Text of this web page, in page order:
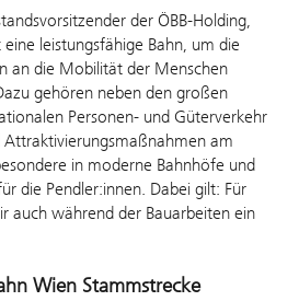
der ÖBB-Holding,
leistungsfähige Bahn, um die
an die Mobilität der Menschen
gehören neben den großen
Personen- und Güterverkehr
Attraktivierungsmaßnahmen am
in moderne Bahnhöfe und
die Pendler:innen. Dabei gilt: Für
auch während der Bauarbeiten ein
Wien Stammstrecke